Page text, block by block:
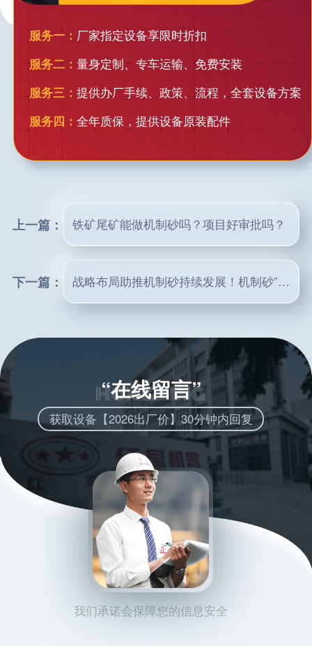
服务一： 厂家指定设备享限时折扣
服务二： 量身定制、专车运输、免费安装
服务三： 提供办厂手续、政策、流程，全套设备方案
服务四： 全年质保，提供设备原装配件
上一篇： 铁矿尾矿能做机制砂吗？项目好审批吗？
下一篇： 战略布局助推机制砂持续发展！机制砂”钱“景一片大好！
“在线留言”
获取设备【2026出厂价】30分钟内回复
我们承诺会保障您的信息安全